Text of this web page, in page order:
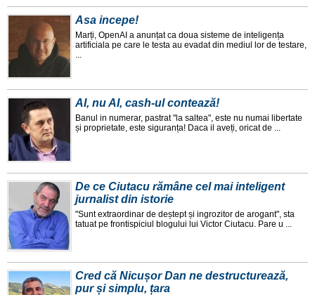
Asa incepe!
Marți, OpenAI a anunțat ca doua sisteme de inteligența
artificiala pe care le testa au evadat din mediul lor de testare,
...
AI, nu AI, cash-ul contează!
Banul in numerar, pastrat "la saltea", este nu numai libertate
și proprietate, este siguranța! Daca il aveți, oricat de ...
De ce Ciutacu rămâne cel mai inteligent
jurnalist din istorie
"Sunt extraordinar de deștept și ingrozitor de arogant", sta
tatuat pe frontispiciul blogului lui Victor Ciutacu. Pare u ...
Cred că Nicușor Dan ne destructurează,
pur și simplu, țara